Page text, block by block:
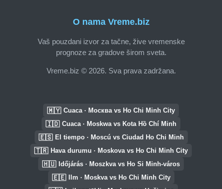
O nama Vreme.biz
Vaš pouzdani izvor za tačne, žive vremenske
prognoze za gradove širom sveta.
Vreme.biz © 2026. Sva prava zadržana.
🇲🇾 Cuaca · Москва vs Ho Chi Minh City
🇮🇩 Cuaca · Moskwa vs Kota Hồ Chí Minh
🇪🇸 El tiempo · Moscú vs Ciudad Ho Chi Minh
🇹🇷 Hava durumu · Moskova vs Ho Chi Minh City
🇭🇺 Időjárás · Moszkva vs Ho Si Minh-város
🇪🇪 Ilm · Moskva vs Ho Chi Minh City